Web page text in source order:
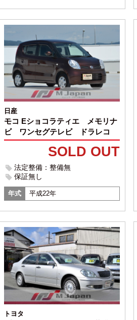
日産
モコ Eショコラティエ メモリナ
ビ ワンセグテレビ ドラレコ
SOLD OUT
法定整備：整備無
保証無し
年式 平成22年
トヨタ